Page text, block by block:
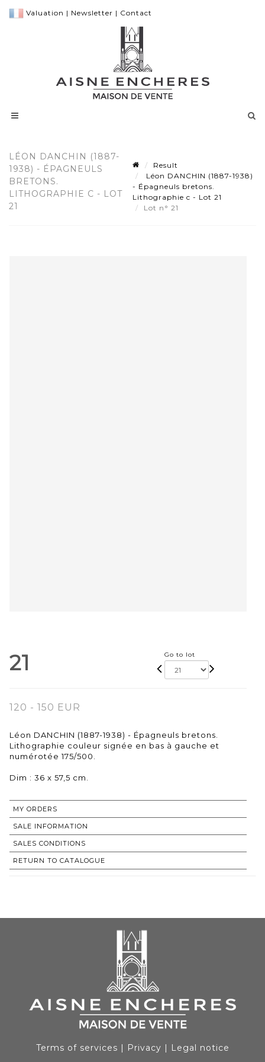
Valuation | Newsletter | Contact
LÉON DANCHIN (1887-
1938) - ÉPAGNEULS
BRETONS.
LITHOGRAPHIE C - LOT
21
Result
Léon DANCHIN (1887-1938)
- Épagneuls bretons.
Lithographie c - Lot 21
Lot n° 21
21 Go to lot
120 - 150 EUR
Léon DANCHIN (1887-1938) - Épagneuls bretons.
Lithographie couleur signée en bas à gauche et
numérotée 175/500.
Dim : 36 x 57,5 cm.
MY ORDERS
SALE INFORMATION
SALES CONDITIONS
RETURN TO CATALOGUE
Terms of services | Privacy | Legal notice